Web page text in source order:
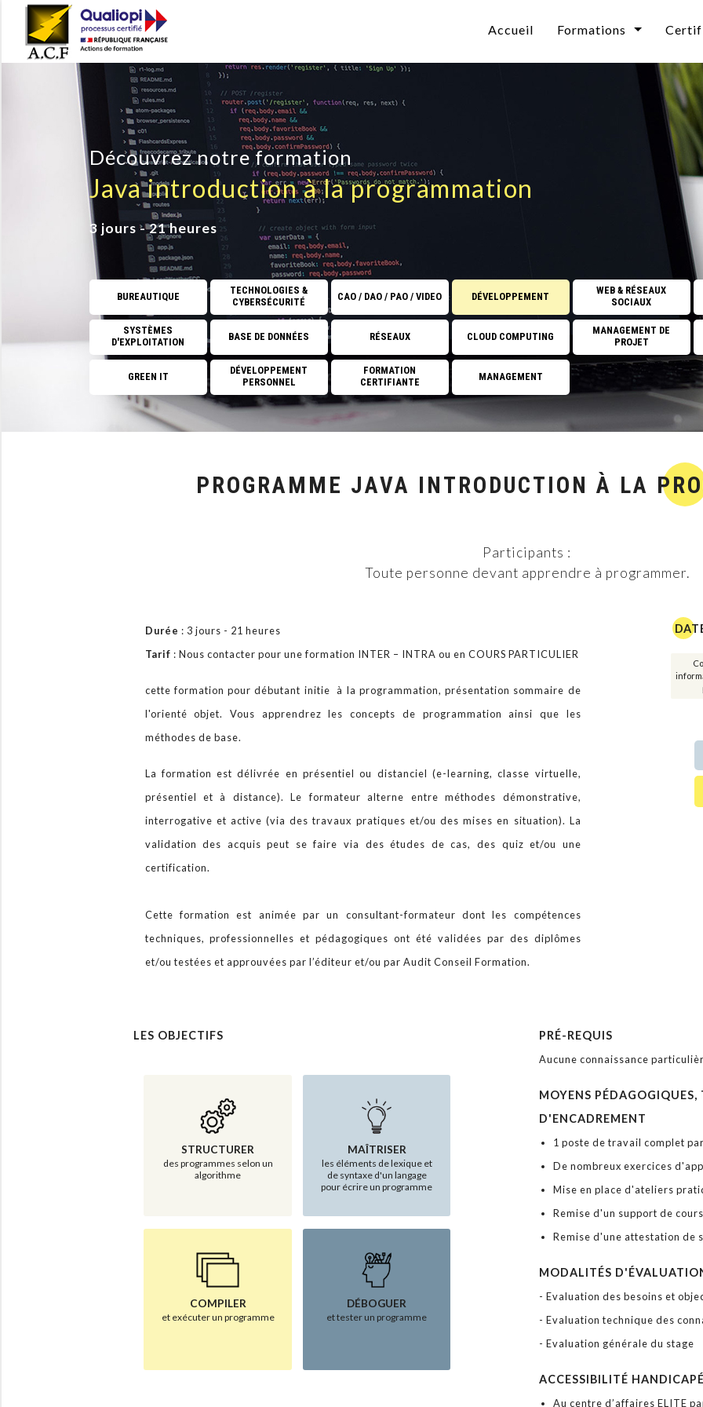
Accueil Formations
Bureautique
Technologies &
CAO / DAO / PAO /
Web & Réseaux Sociaux
Informatique
Collaboratif Microsoft
Systèmes d'exploitation
Base de données
Cloud Computing
Big data et
GREEN IT
FORMATION
Découvrez notre formation
Java introduction à la programmation
3 jours - 21 heures
BUREAUTIQUE
TECHNOLOGIES &
CYBERSÉCURITÉ
CAO / DAO / PAO / VIDEO DÉVELOPPEMENT
WEB & RÉSEAUX
SOCIAUX
SYSTÈMES
D'EXPLOITATION
BASE DE DONNÉES RÉSEAUX CLOUD COMPUTING
MANAGEMENT DE
PROJET
GREEN IT
DÉVELOPPEMENT
PERSONNEL
FORMATION
CERTIFIANTE
MANAGEMENT
PROGRAMME JAVA INTRODUCTION À LA
Participants :
Toute personne devant apprendre à programmer.
Durée : 3 jours - 21 heures
Tarif : Nous contacter pour une formation INTER – INTRA ou en COURS PARTICULIER
cette formation pour débutant initie à la programmation, présentation sommaire de
l'orienté objet. Vous apprendrez les concepts de programmation ainsi que les
méthodes de base.
La formation est délivrée en présentiel ou distanciel (e-learning, classe virtuelle,
présentiel et à distance). Le formateur alterne entre méthodes démonstrative,
interrogative et active (via des travaux pratiques et/ou des mises en situation). La
validation des acquis peut se faire via des études de cas, des quiz et/ou une
certification.
Cette formation est animée par un consultant-formateur dont les compétences
techniques, professionnelles et pédagogiques ont été validées par des diplômes
et/ou testées et approuvées par l’éditeur et/ou par Audit Conseil Formation.
LES OBJECTIFS
STRUCTURER
des programmes selon un
algorithme
MAÎTRISER
les éléments de lexique et
de syntaxe d'un langage
pour écrire un programme
COMPILER
et exécuter un programme
DÉBOGUER
et tester un programme
PRÉ-REQUIS
Aucune connaissance
MOYENS PÉDAGOGIQUES,
D'ENCADREMENT
1 poste de travail complet
De nombreux exercices
Mise en place d'ateliers
Remise d'un support de cours
Remise d'une attestation de
MODALITÉS
- Evaluation des besoins et
- Evaluation technique des
- Evaluation générale du stage
ACCESSIBILITÉ
Au centre d’affaires ELITE